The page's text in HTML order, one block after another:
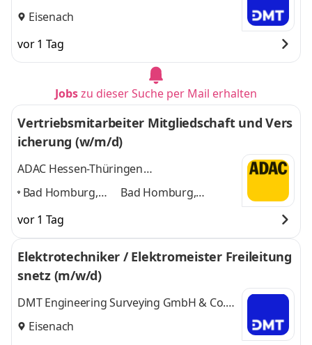
KGEisenach
vor 1 Tag
Jobszu dieser Suche per Mail erhalten
Vertriebsmitarbeiter Mitgliedschaft und Vers
icherung (w/m/d)
ADAC Hessen-Thüringen
Beteiligungsgesellschaft mbH
Bad Homburg,
Gießen, Kassel,
Eisenach, Gera,
Jena,
Bad Homburg,
Jenaund 5 weitere
vor 1 Tag
Elektrotechniker / Elektromeister Freileitung
snetz (m/w/d)
DMT Engineering Surveying GmbH & Co.
KGEisenach